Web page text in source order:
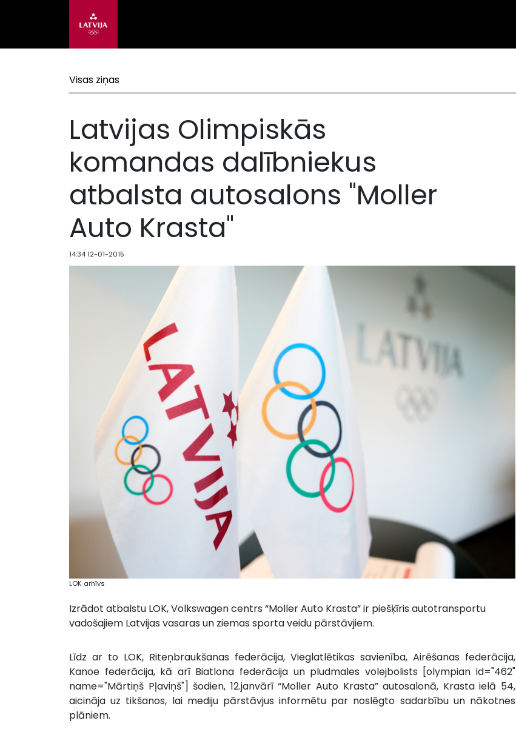
Visas ziņas
Latvijas Olimpiskās
komandas dalībniekus
atbalsta autosalons "Moller
Auto Krasta"
14:34 12-01-2015
LOK arhīvs
Izrādot atbalstu LOK, Volkswagen centrs “Moller Auto Krasta” ir piešķīris autotransportu
vadošajiem Latvijas vasaras un ziemas sporta veidu pārstāvjiem.
Līdz ar to LOK, Riteņbraukšanas federācija, Vieglatlētikas savienība, Airēšanas federācija,
Kanoe federācija, kā arī Biatlona federācija un pludmales volejbolists [olympian id="462"
name="Mārtiņš Pļaviņš"] šodien, 12.janvārī “Moller Auto Krasta” autosalonā, Krasta ielā 54,
aicināja uz tikšanos, lai mediju pārstāvjus informētu par noslēgto sadarbību un nākotnes
plāniem.